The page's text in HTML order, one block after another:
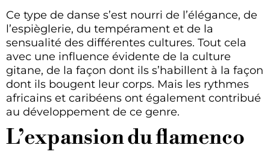
Ce type de danse s’est nourri de l’élégance, de
l’espièglerie, du tempérament et de la
sensualité des différentes cultures. Tout cela
avec une influence évidente de la culture
gitane, de la façon dont ils s’habillent à la façon
dont ils bougent leur corps. Mais les rythmes
africains et caribéens ont également contribué
au développement de ce genre.
L’expansion du flamenco